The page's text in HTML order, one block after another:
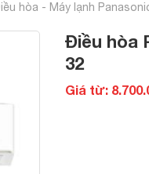
hòa - Máy lạnh
Điều hòa
32
Giá từ: